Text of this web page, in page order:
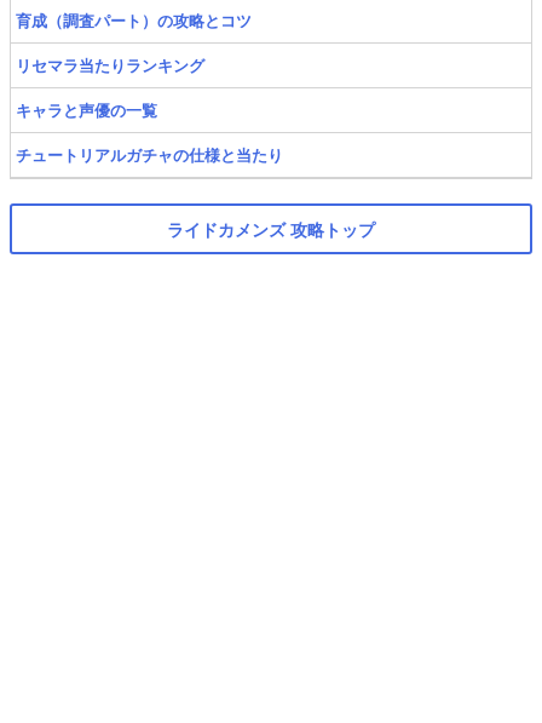
育成（調査パート）の攻略とコツ
リセマラ当たりランキング
キャラと声優の一覧
チュートリアルガチャの仕様と当たり
ライドカメンズ 攻略トップ